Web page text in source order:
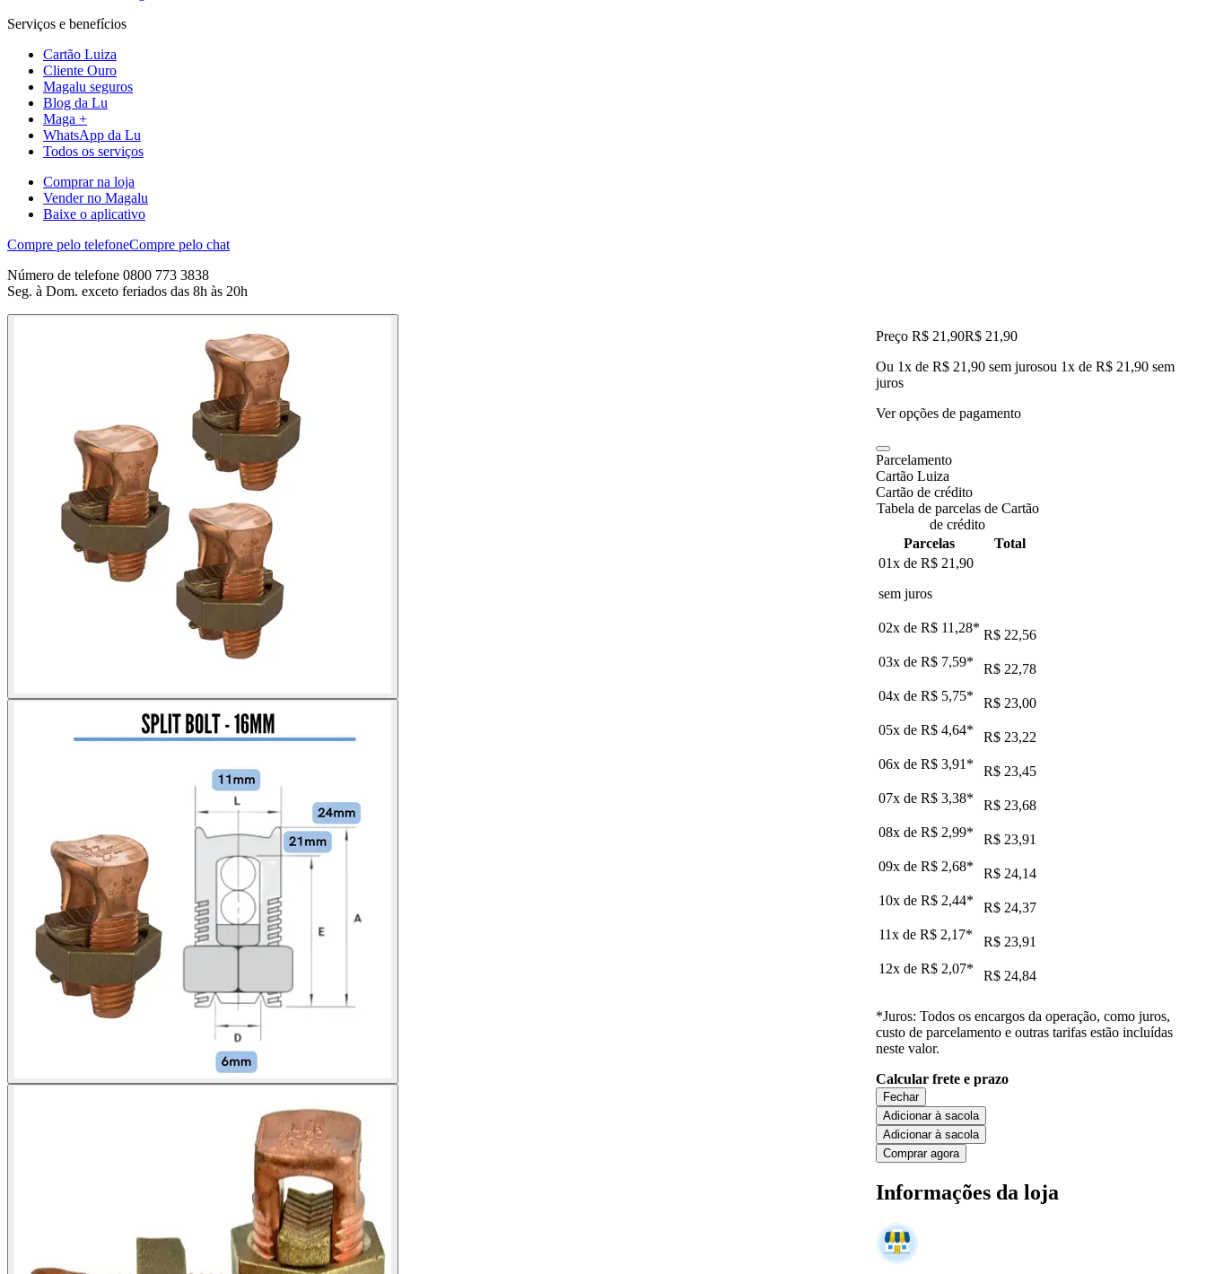
Serviços e benefícios
Cartão Luiza
Cliente Ouro
Magalu seguros
Blog da Lu
Maga +
WhatsApp da Lu
Todos os serviços
Comprar na loja
Vender no Magalu
Baixe o aplicativo
Compre pelo telefoneCompre pelo chat
Número de telefone 0800 773 3838
Seg. à Dom. exceto feriados das 8h às 20h
Preço R$ 21,90R$ 21 ,90
Ou 1x de R$ 21,90 sem jurosou 1x de R$ 21,90 sem
juros
Ver opções de pagamento
Parcelamento
Cartão Luiza
Cartão de crédito
Tabela de parcelas de Cartão
de crédito
Parcelas
Total
01x de R$ 21,90
sem juros
02x de R$ 11,28* R$ 22,56
03x de R$ 7,59*
R$ 22,78
04x de R$ 5,75*
R$ 23,00
05x de R$ 4,64*
R$ 23,22
06x de R$ 3,91 *
R$ 23,45
07x de R$ 3,38*
R$ 23,68
08x de R$ 2,99*
R$ 23,91
09x de R$ 2,68*
R$ 24,14
10x de R$ 2,44*
R$ 24,37
11x de R$ 2,17*
R$ 23,91
12x de R$ 2,07* R$ 24,84
*Juros: Todos os encargos da operação, como juros,
custo de parcelamento e outras tarifas estão incluídas
neste valor.
Calcular frete e prazo
Fechar
Adicionar à sacola
Adicionar à sacola
Comprar agora
Informações da loja